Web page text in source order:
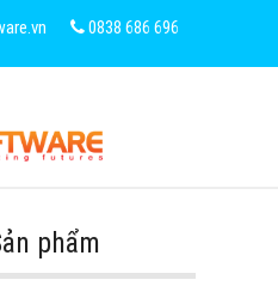
0838 686 696
phẩm